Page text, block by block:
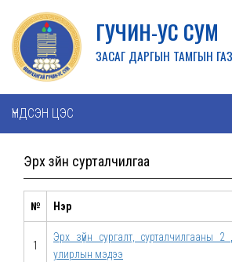
ГУЧИН-УС СУМ
ЗАСАГ ДАРГЫН ТАМГЫН
ҮНДСЭН ЦЭС
Эрх зүйн сурталчилгаа
№ Нэр
1
Эрх зүйн сургалт, сурталчилгааны 2
улирлын мэдээ